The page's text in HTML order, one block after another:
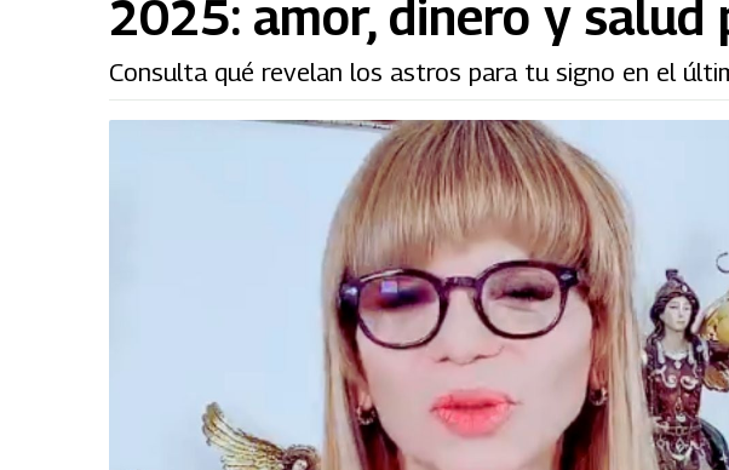
2025: amor, dinero y salud
Consulta qué revelan los astros para tu signo en el